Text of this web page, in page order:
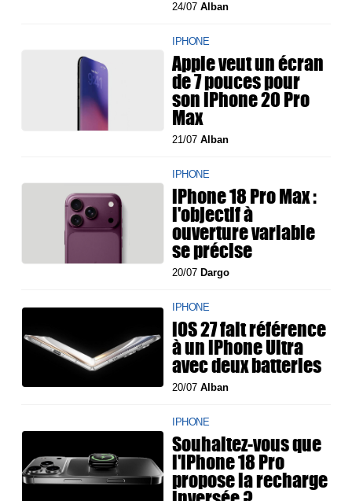
24/07Alban
IPHONE
Apple veut un écran
de 7 pouces pour
son iPhone 20 Pro
Max
21/07Alban
IPHONE
iPhone 18 Pro Max :
l'objectif à
ouverture variable
se précise
20/07 Dargo
IPHONE
iOS 27 fait référence
à un iPhone Ultra
avec deux batteries
20/07Alban
IPHONE
Souhaitez-vous que
l'iPhone 18 Pro
propose la recharge